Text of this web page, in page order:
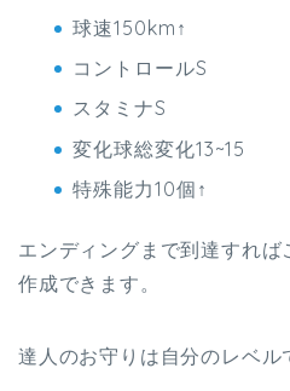
球速150km↑
コントロールS
スタミナS
変化球総変化13~15
特殊能力10個↑
エンディングまで到達すれば
作成できます。
達人のお守りは自分のレベ